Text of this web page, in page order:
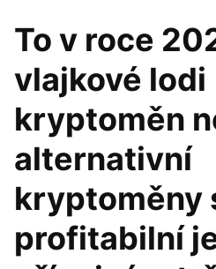
To v roce
vlajkové lodi
kryptoměn
alternativní
kryptoměny
profitabilní